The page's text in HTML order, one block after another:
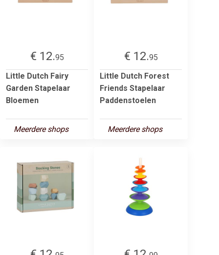
€ 12.95
Little Dutch Fairy
Garden Stapelaar
Bloemen
Meerdere shops
€ 12.95
Little Dutch Forest
Friends Stapelaar
Paddenstoelen
Meerdere shops